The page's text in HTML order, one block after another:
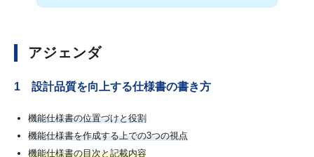
アジェンダ
1 設計品質を向上する仕様書の書き方
機能仕様書の位置づけと役割
機能仕様書を作成する上での3つの視点
機能仕様書の目次と記載内容